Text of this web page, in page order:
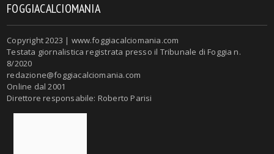
FOGGIACALCIOMANIA
Copyright 2023 | www.foggiacalciomania.com
Testata giornalistica registrata presso il Tribunale di Foggia n.
8/2020
redazione@foggiacalciomania.com
Online dal 2001
Direttore responsabile: Roberto Parisi